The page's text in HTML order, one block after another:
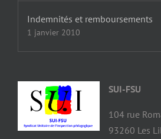
Indemnités et remboursements
1 janvier 2010
SUI-FSU
104 rue
93260 Les